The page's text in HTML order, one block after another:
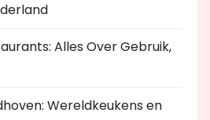
Alles Over Gebruik,
Wereldkeukens en